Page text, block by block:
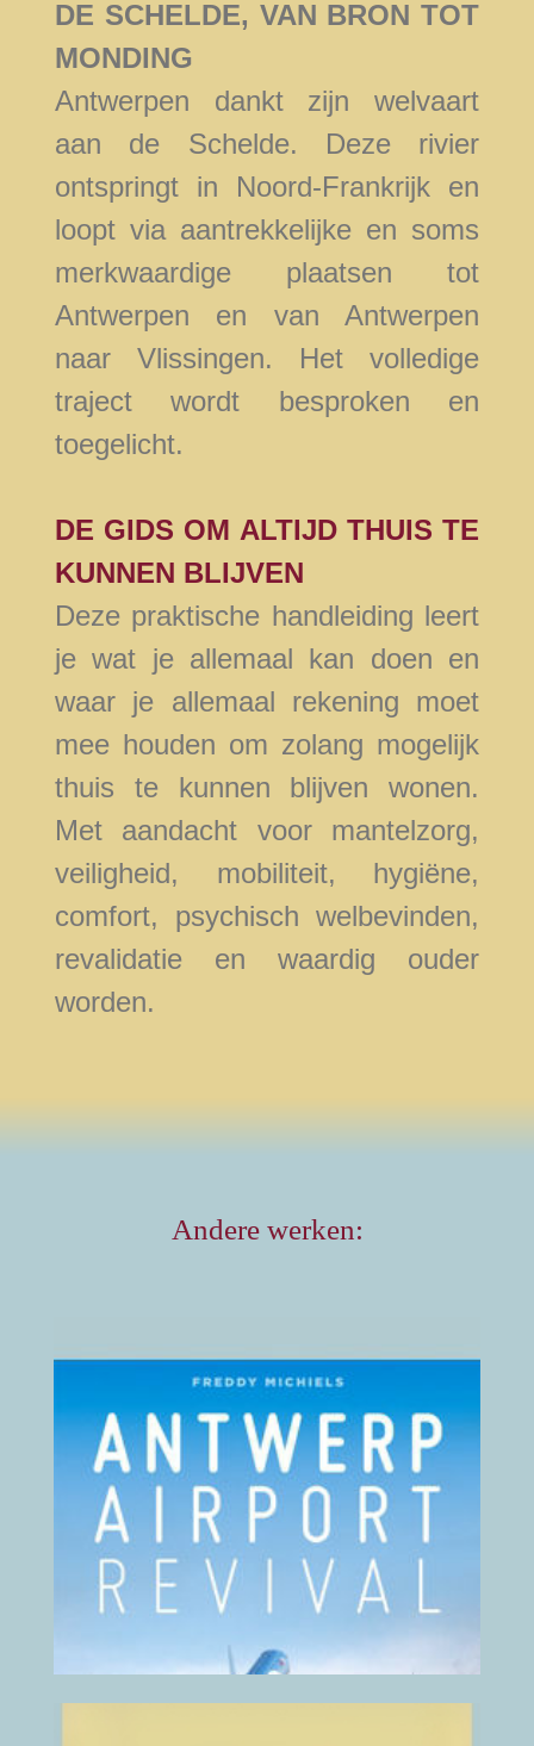
DE SCHELDE, VAN BRON TOT
MONDING
Antwerpen dankt zijn welvaart
aan de Schelde. Deze rivier
ontspringt in Noord-Frankrijk en
loopt via aantrekkelijke en soms
merkwaardige plaatsen tot
Antwerpen en van Antwerpen
naar Vlissingen. Het volledige
traject wordt besproken en
toegelicht.
DE GIDS OM ALTIJD THUIS TE
KUNNEN BLIJVEN
Deze praktische handleiding leert
je wat je allemaal kan doen en
waar je allemaal rekening moet
mee houden om zolang mogelijk
thuis te kunnen blijven wonen.
Met aandacht voor mantelzorg,
veiligheid, mobiliteit, hygiëne,
comfort, psychisch welbevinden,
revalidatie en waardig ouder
worden.
Andere werken:
Luchthaven Antwerpen
Revival Antwerp Airport
2016
(klik hier voor details)